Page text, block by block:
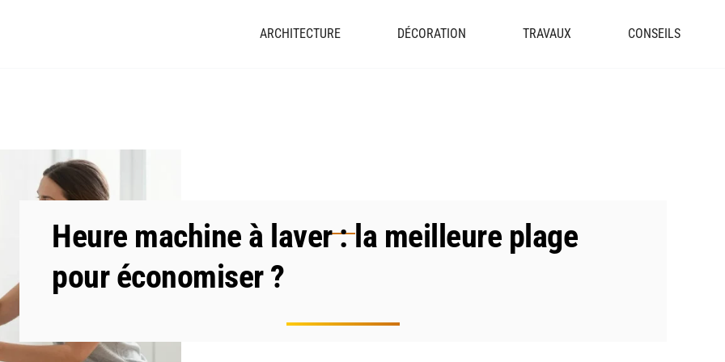
ARCHITECTURE DÉCORATION TRAVAUX CONSEILS
Heure machine à laver : la meilleure plage
pour économiser ?